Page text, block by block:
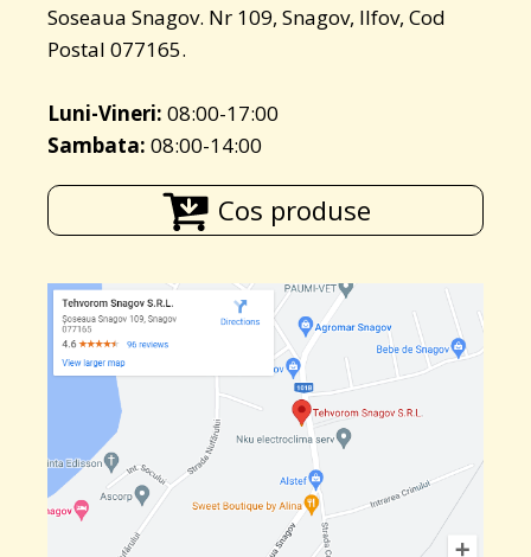
Soseaua Snagov. Nr 109, Snagov, Ilfov, Cod
Postal 077165.
Luni-Vineri: 08:00-17:00
Sambata: 08:00-14:00
Cos produse